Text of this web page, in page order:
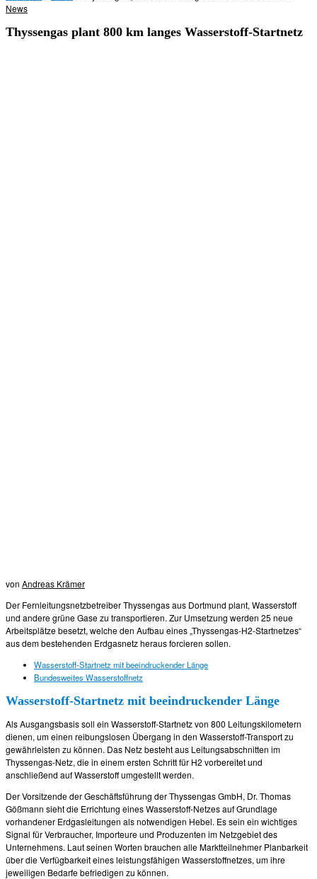
News
Thyssengas plant 800 km langes Wasserstoff-Startnetz
von Andreas Krämer
Der Fernleitungsnetzbetreiber Thyssengas aus Dortmund plant, Wasserstoff
und andere grüne Gase zu transportieren. Zur Umsetzung werden 25 neue
Arbeitsplätze besetzt, welche den Aufbau eines „Thyssengas-H2-Startnetzes“
aus dem bestehenden Erdgasnetz heraus forcieren sollen.
Wasserstoff-Startnetz mit beeindruckender Länge
Bundesweites Wasserstoffnetz
Wasserstoff-Startnetz mit beeindruckender Länge
Als Ausgangsbasis soll ein Wasserstoff-Startnetz von 800 Leitungskilometern
dienen, um einen reibungslosen Übergang in den Wasserstoff-Transport zu
gewährleisten zu können. Das Netz besteht aus Leitungsabschnitten im
Thyssengas-Netz, die in einem ersten Schritt für H2 vorbereitet und
anschließend auf Wasserstoff umgestellt werden.
Der Vorsitzende der Geschäftsführung der Thyssengas GmbH, Dr. Thomas
Gößmann sieht die Errichtung eines Wasserstoff-Netzes auf Grundlage
vorhandener Erdgasleitungen als notwendigen Hebel. Es sein ein wichtiges
Signal für Verbraucher, Importeure und Produzenten im Netzgebiet des
Unternehmens. Laut seinen Worten brauchen alle Marktteilnehmer Planbarkeit
über die Verfügbarkeit eines leistungsfähigen Wasserstoffnetzes, um ihre
jeweiligen Bedarfe befriedigen zu können.